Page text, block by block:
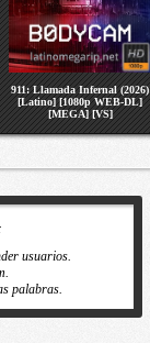
911: Llamada Infernal (2026)
[Latino] [1080p WEB-DL]
[MEGA] [VS]
usuarios.
palabras.